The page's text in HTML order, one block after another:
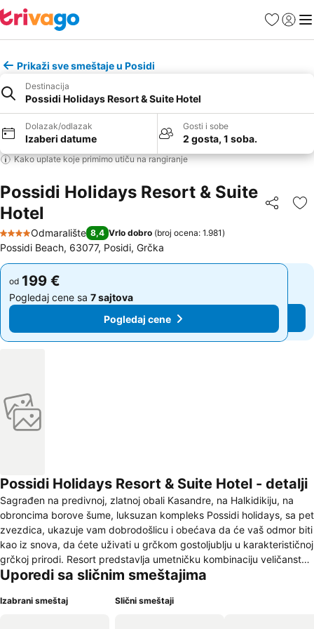
FavoritiPrijavi
Prikaži sve smeštaje u Posidi
Destinacija
Possidi Holidays Resort & Suite Hotel
Dolazak/odlazak
Izaberi datume
Gosti i sobe
2 gosta, 1 soba.
Kako uplate koje primimo utiču na rangiranje
Possidi Holidays Resort & Suite
Hotel
Deli
4 Zvezdice
Odmaralište 8,4 Vrlo dobro (broj ocena: 1.981)
Possidi Beach, 63077, Posidi, Grčka
od 199 €
Pogledaj cene sa 7 sajtova
Pogledaj cene
od 199 €
Pogledaj cene sa 7 sajtova
Pogledaj cene
Possidi Holidays Resort & Suite Hotel - detalji
Sagrađen na predivnoj, zlatnoj obali Kasandre, na Halkidikiju, na
obroncima borove šume, luksuzan kompleks Possidi holidays, sa pet
zvezdica, ukazuje vam dobrodošlicu i obećava da će vaš odmor biti
kao iz snova, da ćete uživati u grčkom gostoljublju u karakterističnoj
grčkoj prirodi. Resort predstavlja umetničku kombinaciju veličanstva
prirodne lokacije, luksuznih objekata i izuzetne usluge. Pruža
specijalna odredišta Grčkih i svetskih turističkih operatora. „Idealno
Uporedi sa sličnim smeštajima
Izabrani smeštaj Slični smeštaji